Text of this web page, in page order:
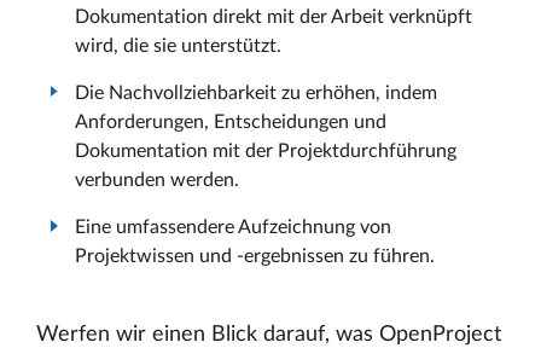
Dokumentation direkt mit der Arbeit verknüpft
wird, die sie unterstützt.
Die Nachvollziehbarkeit zu erhöhen, indem
Anforderungen, Entscheidungen und
Dokumentation mit der Projektdurchführung
verbunden werden.
Eine umfassendere Aufzeichnung von
Projektwissen und -ergebnissen zu führen.
Werfen wir einen Blick darauf, was OpenProject